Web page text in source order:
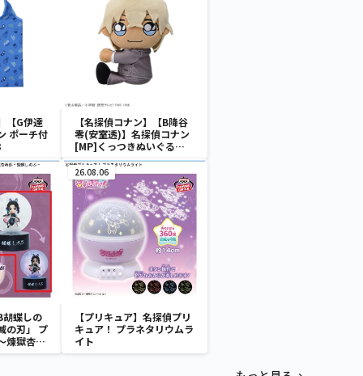
【G伊達
ポーチ付
【名探偵コナン】【B降谷
零(安室透)】名探偵コナン
[MP]くっつきぬいぐる
み“コナン&降谷&高木&佐
藤”
胡蝶しの
の刃」 プ
煉獄杏寿
26.08.06
【プリキュア】名探偵プリ
キュア！ プラネタリウムラ
イト